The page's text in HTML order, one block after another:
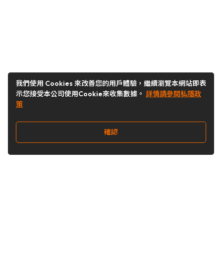
我們使用 Cookies 來改善您的用戶體驗，繼續瀏覽本網站即表
示您接受本公司使用Cookie來收集數據。 詳情請參閱私隱政
策
確認